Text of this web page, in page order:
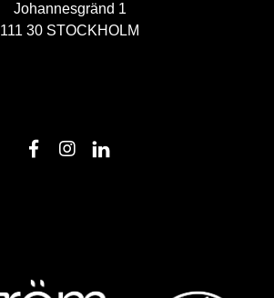
Johannesgränd 1
111 30 STOCKHOLM